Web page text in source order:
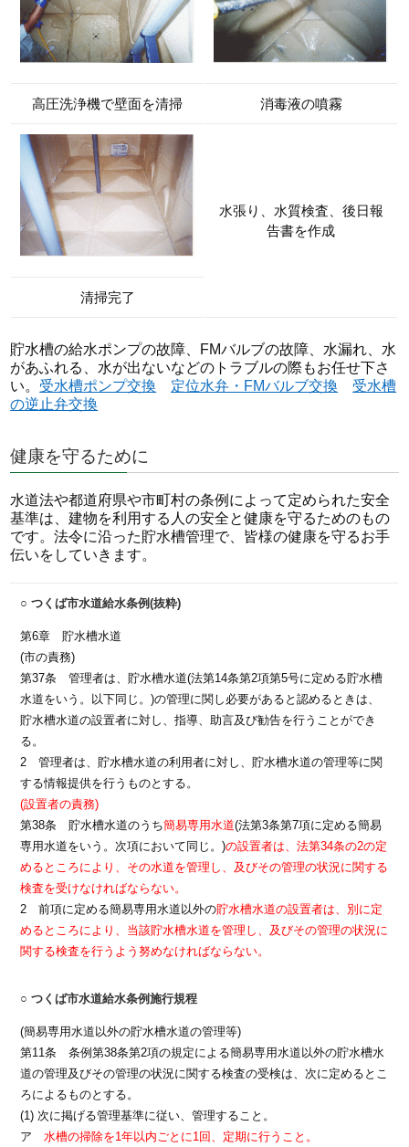
高圧洗浄機で壁面を清掃 消毒液の噴霧
水張り、水質検査、後日報
告書を作成
清掃完了
貯水槽の給水ポンプの故障、FMバルブの故障、水漏れ、水
があふれる、水が出ないなどのトラブルの際もお任せ下さ
い。 受水槽ポンプ交換 定位水弁・FMバルブ交換
受水槽
の逆止弁交換
健康を守るために
水道法や都道府県や市町村の条例によって定められた安全
基準は、建物を利用する人の安全と健康を守るためのもの
です。法令に沿った貯水槽管理で、皆様の健康を守るお手
伝いをしていきます。
○ つくば市水道給水条例(抜粋)
第6章 貯水槽水道
(市の責務)
第37条 管理者は、貯水槽水道(法第14条第2項第5号に定める貯水槽
水道をいう。以下同じ。)の管理に関し必要があると認めるときは、
貯水槽水道の設置者に対し、指導、助言及び勧告を行うことができ
る。
2 管理者は、貯水槽水道の利用者に対し、貯水槽水道の管理等に関
する情報提供を行うものとする。
(設置者の責務)
第38条 貯水槽水道のうち簡易専用水道(法第3条第7項に定める簡易
専用水道をいう。次項において同じ。)の設置者は、法第34条の2の定
めるところにより、その水道を管理し、及びその管理の状況に関する
検査を受けなければならない。
2 前項に定める簡易専用水道以外の貯水槽水道の設置者は、別に定
めるところにより、当該貯水槽水道を管理し、及びその管理の状況に
関する検査を行うよう努めなければならない。
○ つくば市水道給水条例施行規程
(簡易専用水道以外の貯水槽水道の管理等)
第11条 条例第38条第2項の規定による簡易専用水道以外の貯水槽水
道の管理及びその管理の状況に関する検査の受検は、次に定めるとこ
ろによるものとする。
(1) 次に掲げる管理基準に従い、管理すること。
ア水槽の掃除を1年以内ごとに1回、定期に行うこと。